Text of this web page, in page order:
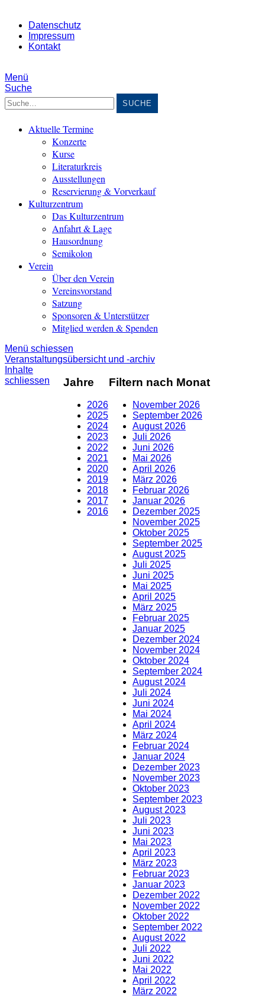
Datenschutz
Impressum
Kontakt
Menü
Suche
Suche
Aktuelle Termine
Konzerte
Kurse
Literaturkreis
Ausstellungen
Reservierung & Vorverkauf
Kulturzentrum
Das Kulturzentrum
Anfahrt & Lage
Hausordnung
Semikolon
Verein
Über den Verein
Vereinsvorstand
Satzung
Sponsoren & Unterstützer
Mitglied werden & Spenden
Menü schiessen
Veranstaltungsübersicht und -archiv
Inhalte
schliessen
Jahre
2026
2025
2024
2023
2022
2021
2020
2019
2018
2017
2016
Filtern nach Monat
November 2026
September 2026
August 2026
Juli 2026
Juni 2026
Mai 2026
April 2026
März 2026
Februar 2026
Januar 2026
Dezember 2025
November 2025
Oktober 2025
September 2025
August 2025
Juli 2025
Juni 2025
Mai 2025
April 2025
März 2025
Februar 2025
Januar 2025
Dezember 2024
November 2024
Oktober 2024
September 2024
August 2024
Juli 2024
Juni 2024
Mai 2024
April 2024
März 2024
Februar 2024
Januar 2024
Dezember 2023
November 2023
Oktober 2023
September 2023
August 2023
Juli 2023
Juni 2023
Mai 2023
April 2023
März 2023
Februar 2023
Januar 2023
Dezember 2022
November 2022
Oktober 2022
September 2022
August 2022
Juli 2022
Juni 2022
Mai 2022
April 2022
März 2022